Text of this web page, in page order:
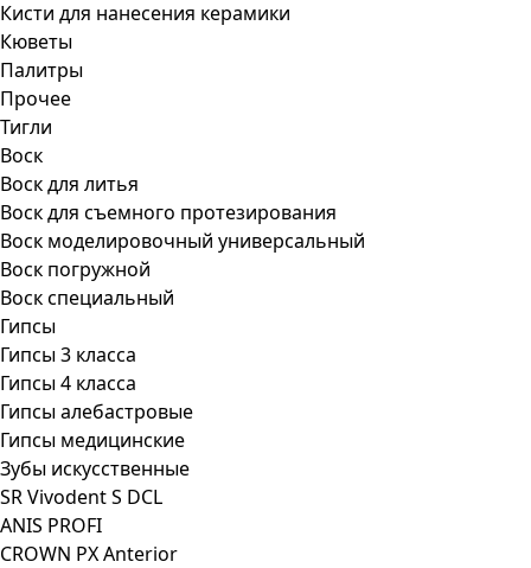
Кисти для нанесения керамики
Кюветы
Палитры
Прочее
Тигли
Воск
Воск для литья
Воск для съемного протезирования
Воск моделировочный универсальный
Воск погружной
Воск специальный
Гипсы
Гипсы 3 класса
Гипсы 4 класса
Гипсы алебастровые
Гипсы медицинские
Зубы искусственные
SR Vivodent S DCL
ANIS PROFI
CROWN PX Anterior